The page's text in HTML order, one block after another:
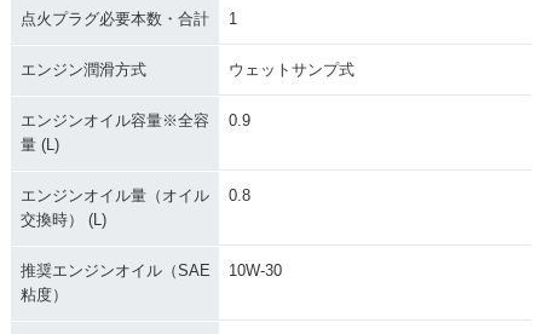
点火プラグ必要本数・合計 1
エンジン潤滑方式 ウェットサンプ式
エンジンオイル容量※全容
量 (L)
0.9
エンジンオイル量（オイル
交換時） (L)
0.8
推奨エンジンオイル（SAE
粘度）
10W-30